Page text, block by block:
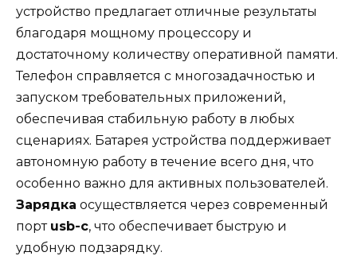
устройство предлагает отличные результаты
благодаря мощному процессору и
достаточному количеству оперативной памяти.
Телефон справляется с многозадачностью и
запуском требовательных приложений,
обеспечивая стабильную работу в любых
сценариях. Батарея устройства поддерживает
автономную работу в течение всего дня, что
особенно важно для активных пользователей.
Зарядка осуществляется через современный
порт usb-c, что обеспечивает быструю и
удобную подзарядку.